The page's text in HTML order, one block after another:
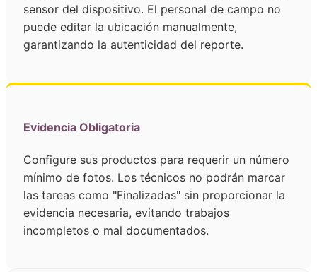
sensor del dispositivo. El personal de campo no
puede editar la ubicación manualmente,
garantizando la autenticidad del reporte.
Evidencia Obligatoria
Configure sus productos para requerir un número
mínimo de fotos. Los técnicos no podrán marcar
las tareas como "Finalizadas" sin proporcionar la
evidencia necesaria, evitando trabajos
incompletos o mal documentados.